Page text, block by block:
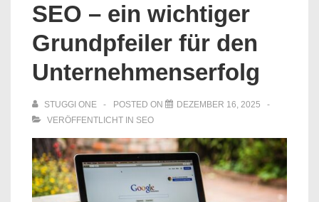
SEO – ein wichtiger
Grundpfeiler für den
Unternehmenserfolg
STUGGI ONE POSTED ON
DEZEMBER 16, 2025
VERÖFFENTLICHT IN SEO